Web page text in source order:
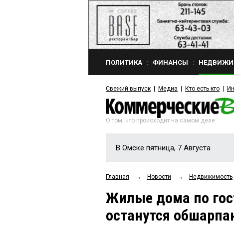
ПОЛИТИКА ФИНАНСЫ
Свежий выпуск Медиа Кто есть кто
О том, что происходит на самом деле
В Омске пятница, 7 Августа
Главная → Новости → Недвижимость
Жилые дома по
останутся